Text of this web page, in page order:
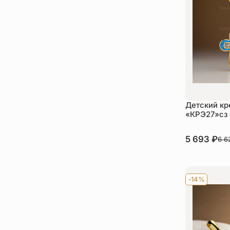
Детский
«КРЭ27»сз
В наличии
5 693₽6
-14%